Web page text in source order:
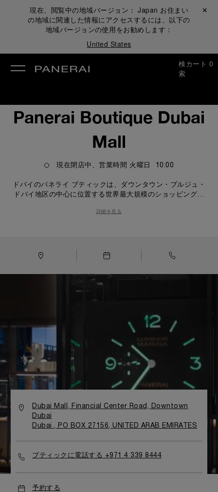
現在、閲覧中の地域バージョン： Japan お住まい
の地域に関連した情報にアクセスするには、以下の
地域バージョンの使用をお勧めします：
United States
閉じる ✕
検
索
カート 0
Panerai Boutique Dubai
Mall
現在閉店中、営業時間 火曜日 10:00
ドバイのパネライ ブティックは、ダウンタウン・ブルジュ・
ドバイ地区の中心に位置する世界最大規模のショッピングセ
リー、時計の著名ブランドが続々と出店する高さ世界一の超
ンを特徴とします。 主にチーク材や鋼材を使用した船艇スタ
イルの落ち着いた雰囲気が漂います。 ラジオミールおよびル
ミノールのスペシャルエディションモデルを含め、パネライ
自社製ムーブメントを搭載したウォッチコレクションが展示
されています。
詳細を見る
Dubai Mall, Financial Center Road, Downtown
Dubai
Dubai , PO BOX 27156, UNITED ARAB EMIRATES
ブティックに電話する +971 4 339 8444
予約する